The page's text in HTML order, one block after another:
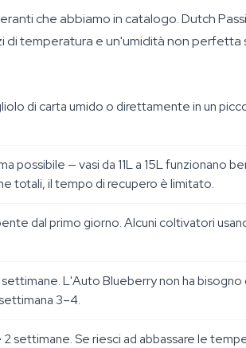
che abbiamo in catalogo. Dutch
di temperatura e un'umidità non
di carta umido o direttamente in un
possibile — vasi da 11L a 15L
totali, il tempo di recupero è limitato.
dal primo giorno. Alcuni coltivatori
L'Auto Blueberry non ha
3–4.
settimane. Se riesci ad abbassare le